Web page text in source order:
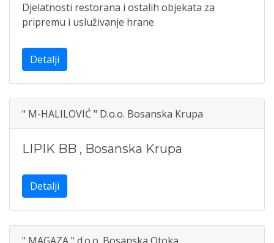
Djelatnosti restorana i ostalih objekata za
pripremu i usluživanje hrane
Detalji
" M-HALILOVIĆ " D.o.o. Bosanska Krupa
LIPIK BB , Bosanska Krupa
Detalji